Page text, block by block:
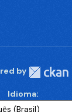
by
Idioma